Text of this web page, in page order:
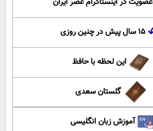
۱۵ سال پیش در چنین روزی
این لحظه با حافظ
گلستان سعدی
آموزش زبان انگلیسی